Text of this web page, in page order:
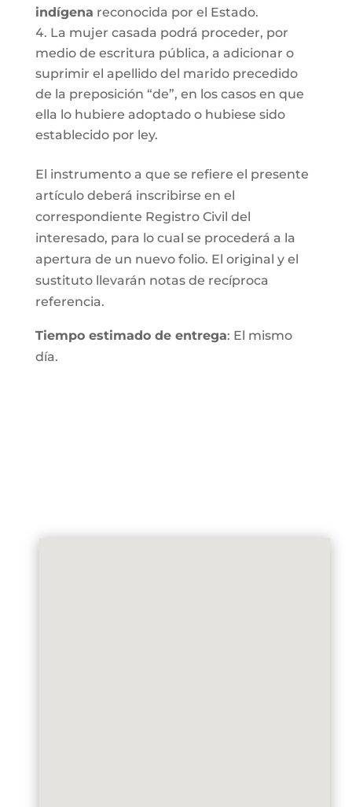
indígena reconocida por el Estado.
La mujer casada podrá proceder, por
medio de escritura pública, a adicionar o
suprimir el apellido del marido precedido
de la preposición “de”, en los casos en que
ella lo hubiere adoptado o hubiese sido
establecido por ley.
El instrumento a que se refiere el presente
artículo deberá inscribirse en el
correspondiente Registro Civil del
interesado, para lo cual se procederá a la
apertura de un nuevo folio. El original y el
sustituto llevarán notas de recíproca
referencia.
Tiempo estimado de entrega: El mismo
día.